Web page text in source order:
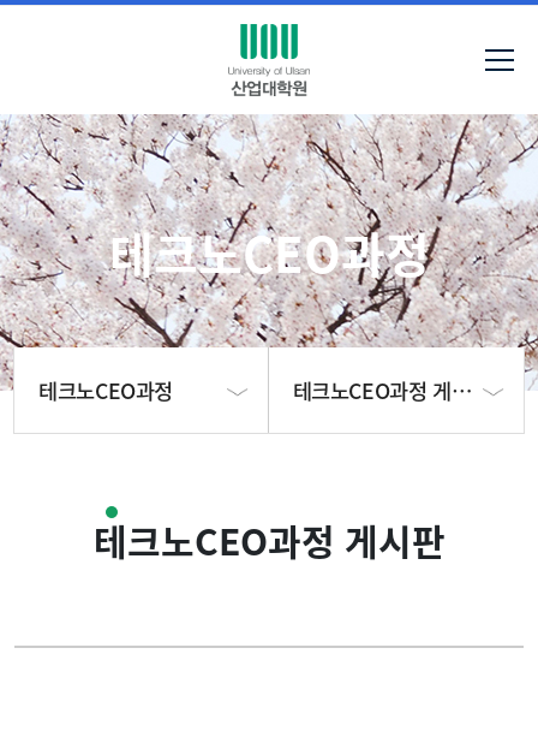
테크노CEO과정
테크노CEO과정
입학안내
테크노CEO과정 게시판
테크노CEO과정 학사일정
테크노CEO과정 게시판